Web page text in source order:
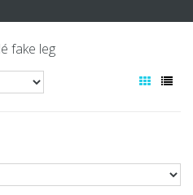
fake leg